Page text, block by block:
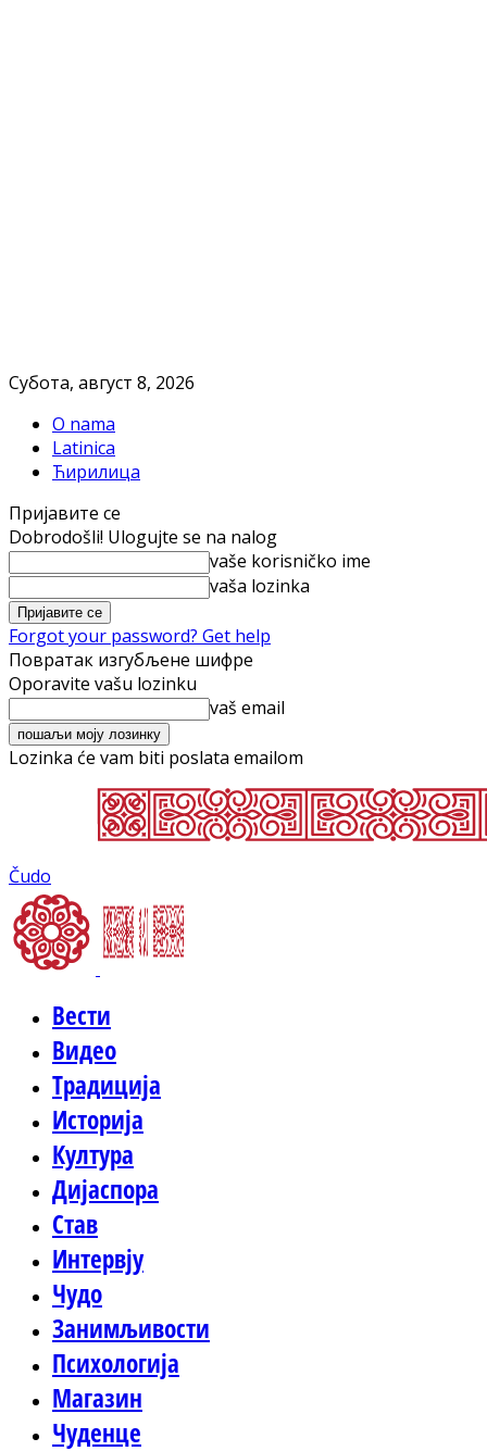
Субота, август 8, 2026
O nama
Latinica
Ћирилица
Пријавите се
Dobrodošli! Ulogujte se na nalog
vaše korisničko ime
vaša lozinka
Forgot your password? Get help
Повратак изгубљене шифре
Oporavite vašu lozinku
vaš email
Lozinka će vam biti poslata emailom
Čudo
Вести
Видео
Традиција
Историја
Култура
Дијаспора
Став
Интервју
Чудо
Занимљивости
Психологија
Магазин
Чуденце